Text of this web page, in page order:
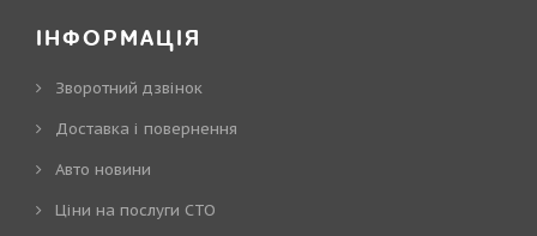
ІНФОРМАЦІЯ
Зворотний дзвінок
Доставка і повернення
Авто новини
Ціни на послуги СТО